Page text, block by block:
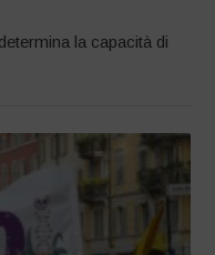
la capacità di